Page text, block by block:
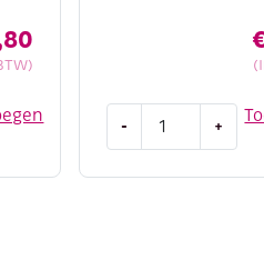
voor behoud van vorm
(indien nodig)
- +